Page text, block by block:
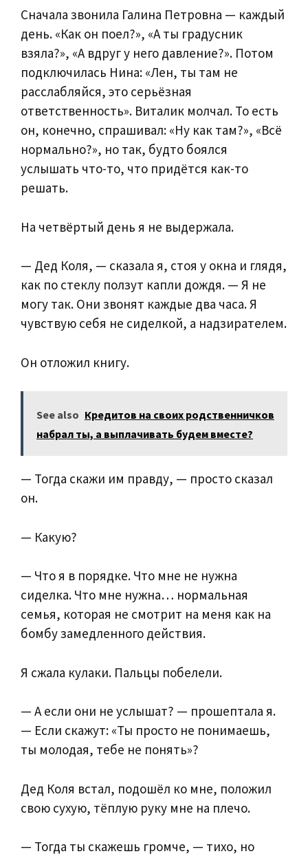
Сначала звонила Галина Петровна — каждый
день. «Как он поел?», «А ты градусник
взяла?», «А вдруг у него давление?». Потом
подключилась Нина: «Лен, ты там не
расслабляйся, это серьёзная
ответственность». Виталик молчал. То есть
он, конечно, спрашивал: «Ну как там?», «Всё
нормально?», но так, будто боялся
услышать что-то, что придётся как-то
решать.
На четвёртый день я не выдержала.
— Дед Коля, — сказала я, стоя у окна и глядя,
как по стеклу ползут капли дождя. — Я не
могу так. Они звонят каждые два часа. Я
чувствую себя не сиделкой, а надзирателем.
Он отложил книгу.
See also Кредитов на своих родственничков
набрал ты, а выплачивать будем вместе?
— Тогда скажи им правду, — просто сказал
он.
— Какую?
— Что я в порядке. Что мне не нужна
сиделка. Что мне нужна… нормальная
семья, которая не смотрит на меня как на
бомбу замедленного действия.
Я сжала кулаки. Пальцы побелели.
— А если они не услышат? — прошептала я.
— Если скажут: «Ты просто не понимаешь,
ты молодая, тебе не понять»?
Дед Коля встал, подошёл ко мне, положил
свою сухую, тёплую руку мне на плечо.
— Тогда ты скажешь громче, — тихо, но